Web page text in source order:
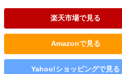
楽天市場で見る
Amazonで見る
Yahoo!ショッピングで見る